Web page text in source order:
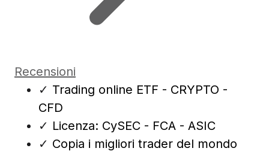
Recensioni
✓ Trading online ETF - CRYPTO -
CFD
✓ Licenza: CySEC - FCA - ASIC
✓ Copia i migliori trader del mondo